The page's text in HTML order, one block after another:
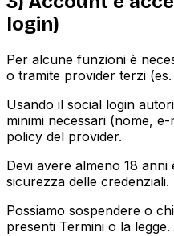
login)
Per alcune funzioni è
o tramite provider terzi
Usando il social login
minimi necessari (nome,
policy del provider.
Devi avere almeno 18 anni
sicurezza delle credenziali.
Possiamo sospendere o
presenti Termini o la legge.